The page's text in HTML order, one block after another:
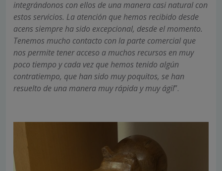
integrándonos con ellos de una manera casi natural con
estos servicios. La atención que hemos recibido desde
acens siempre ha sido excepcional, desde el momento.
Tenemos mucho contacto con la parte comercial que
nos permite tener acceso a muchos recursos en muy
poco tiempo y cada vez que hemos tenido algún
contratiempo, que han sido muy poquitos, se han
resuelto de una manera muy rápida y muy ágil”.